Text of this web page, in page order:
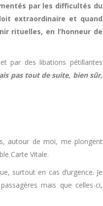
par les difficultés du
extraordinaire et quand
rituelles, en l’honneur de
par des libations pétillantes
pas tout de suite, bien sûr,
autour de moi, me plongent
Carte Vitale.
surtout en cas d’urgence. Je
mais que celles-ci,